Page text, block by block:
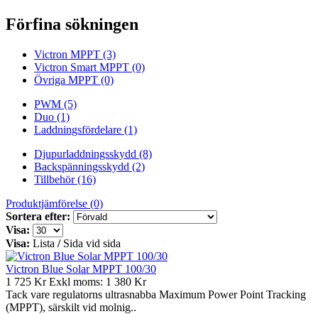
Förfina sökningen
Victron MPPT (3)
Victron Smart MPPT (0)
Övriga MPPT (0)
PWM (5)
Duo (1)
Laddningsfördelare (1)
Djupurladdningsskydd (8)
Backspänningsskydd (2)
Tillbehör (16)
Produktjämförelse (0)
Sortera efter:
Visa:
Visa: Lista / Sida vid sida
Victron Blue Solar MPPT 100/30
1 725 KrExkl moms: 1 380 Kr
Tack vare regulatorns ultrasnabba Maximum Power Point Tracking
(MPPT), särskilt vid molnig..